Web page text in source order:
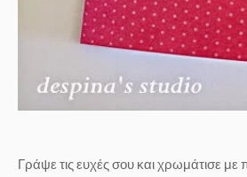
Γράψε τις ευχές σου και χρωμάτισε